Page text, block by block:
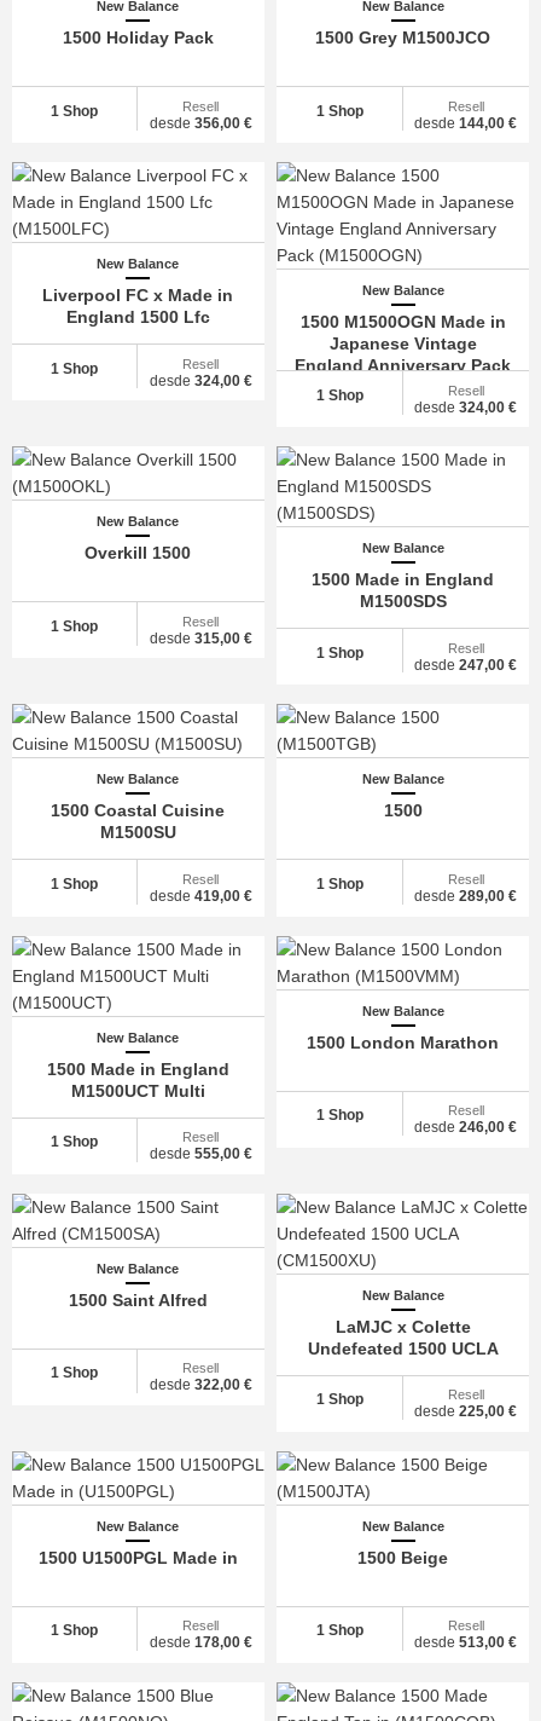
New Balance
1500 Holiday Pack
1 Shop
Resell
desde 356,00 €
New Balance
1500 Grey M1500JCO
1 Shop
Resell
desde 144,00 €
New Balance
Liverpool FC x Made in
England 1500 Lfc
1 Shop
Resell
desde 324,00 €
New Balance
1500 M1500OGN Made in
Japanese Vintage
England Anniversary Pack
1 Shop
Resell
desde 324,00 €
New Balance
Overkill 1500
1 Shop
Resell
desde 315,00 €
New Balance
1500 Made in England
M1500SDS
1 Shop
Resell
desde 247,00 €
New Balance
1500 Coastal Cuisine
M1500SU
1 Shop
Resell
desde 419,00 €
New Balance
1500
1 Shop
Resell
desde 289,00 €
New Balance
1500 Made in England
M1500UCT Multi
1 Shop
Resell
desde 555,00 €
New Balance
1500 London Marathon
1 Shop
Resell
desde 246,00 €
New Balance
1500 Saint Alfred
1 Shop
Resell
desde 322,00 €
New Balance
LaMJC x Colette
Undefeated 1500 UCLA
1 Shop
Resell
desde 225,00 €
New Balance
1500 U1500PGL Made in
1 Shop
Resell
desde 178,00 €
New Balance
1500 Beige
1 Shop
Resell
desde 513,00 €